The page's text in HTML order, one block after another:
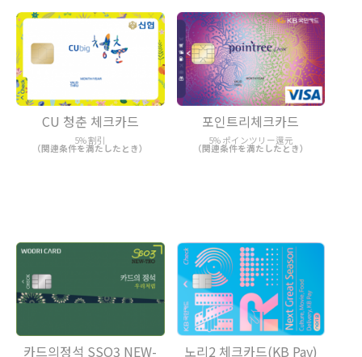
CU 청춘 체크카드
5% 割引
（関連条件を満たしたとき）
포인트리체크카드
5% ポインツリー還元
（関連条件を満たしたとき）
카드의정석 SSO3 NEW-
노리2 체크카드(KB Pay)